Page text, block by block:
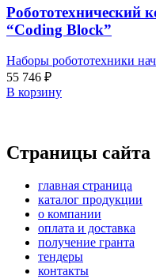
Робототехнический
“Coding Block”
Наборы робототехники
55 746 ₽
В корзину
Страницы сайта
главная страница
каталог продукции
о компании
оплата и доставка
получение гранта
тендеры
контакты